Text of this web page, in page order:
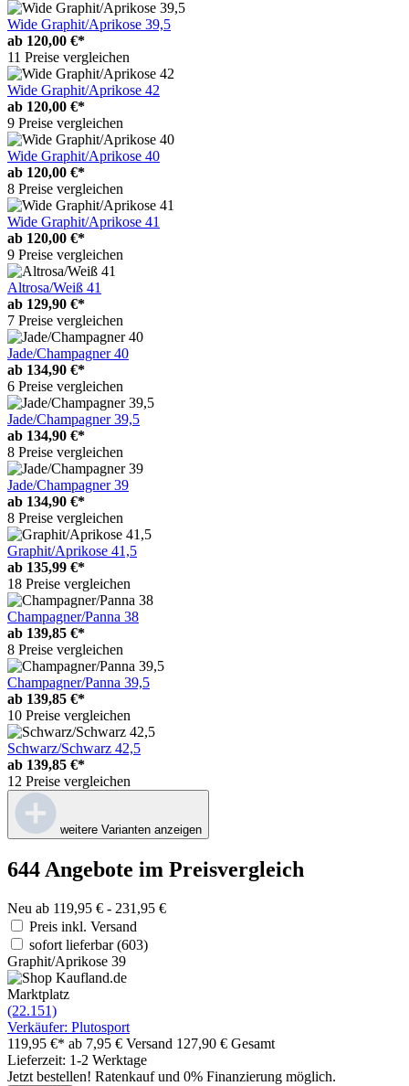
Wide Graphit/Aprikose 39,5
ab 120,00 €*
11 Preise vergleichen
Wide Graphit/Aprikose 42
ab 120,00 €*
9 Preise vergleichen
Wide Graphit/Aprikose 40
ab 120,00 €*
8 Preise vergleichen
Wide Graphit/Aprikose 41
ab 120,00 €*
9 Preise vergleichen
Altrosa/Weiß 41
ab 129,90 €*
7 Preise vergleichen
Jade/Champagner 40
ab 134,90 €*
6 Preise vergleichen
Jade/Champagner 39,5
ab 134,90 €*
8 Preise vergleichen
Jade/Champagner 39
ab 134,90 €*
8 Preise vergleichen
Graphit/Aprikose 41,5
ab 135,99 €*
18 Preise vergleichen
Champagner/Panna 38
ab 139,85 €*
8 Preise vergleichen
Champagner/Panna 39,5
ab 139,85 €*
10 Preise vergleichen
Schwarz/Schwarz 42,5
ab 139,85 €*
12 Preise vergleichen
weitere Varianten anzeigen
644 Angebote im Preisvergleich
Neu ab 119,95 € - 231,95 €
Preis inkl. Versand
sofort lieferbar(603)
Graphit/Aprikose 39
Marktplatz
(22.151)
Verkäufer: Plutosport
119,95 €* ab 7,95 € Versand 127,90 € Gesamt
Lieferzeit: 1-2 Werktage
Jetzt bestellen! Ratenkauf und 0% Finanzierung möglich.